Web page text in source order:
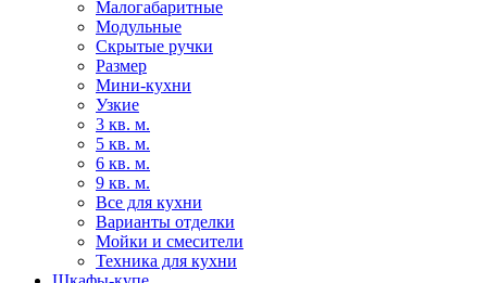
Малогабаритные
Модульные
Скрытые ручки
Размер
Мини-кухни
Узкие
3 кв. м.
5 кв. м.
6 кв. м.
9 кв. м.
Все для кухни
Варианты отделки
Мойки и смесители
Техника для кухни